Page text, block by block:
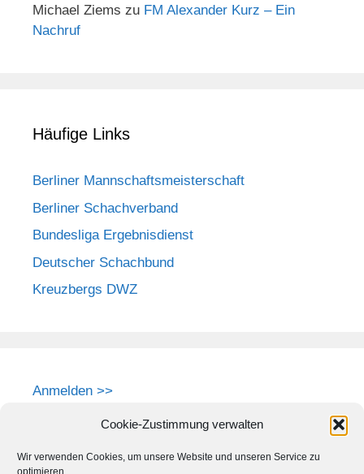
Cookie-Zustimmung verwalten
Wir verwenden Cookies, um unsere Website und unseren Service zu
optimieren.
Michael Ziems zu FM Alexander Kurz – Ein
Nachruf
Häufige Links
Berliner Mannschaftsmeisterschaft
Berliner Schachverband
Bundesliga Ergebnisdienst
Deutscher Schachbund
Kreuzbergs DWZ
Anmelden >>